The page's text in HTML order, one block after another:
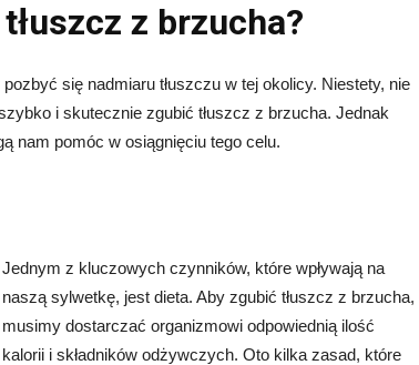
z brzucha?
się nadmiaru tłuszczu w tej okolicy. Niestety, nie
i skutecznie zgubić tłuszcz z brzucha. Jednak
nam pomóc w osiągnięciu tego celu.
Jednym z kluczowych czynników, które wpływają na
naszą sylwetkę, jest dieta. Aby zgubić tłuszcz z brzucha,
musimy dostarczać organizmowi odpowiednią ilość
kalorii i składników odżywczych. Oto kilka zasad, które